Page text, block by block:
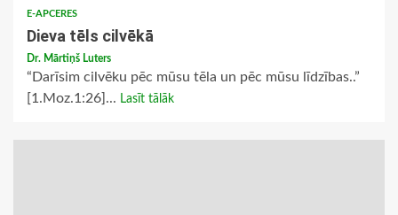
E-APCERES
Dieva tēls cilvēkā
Dr. Mārtiņš Luters
“Darīsim cilvēku pēc mūsu tēla un pēc mūsu līdzības..”
[1.Moz.1:26]... Lasīt tālāk